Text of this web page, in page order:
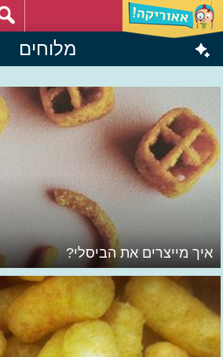
מלוחים
איך מייצרים את הביסלי?